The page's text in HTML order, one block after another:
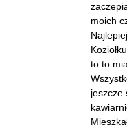
moich
to to
jeszcze